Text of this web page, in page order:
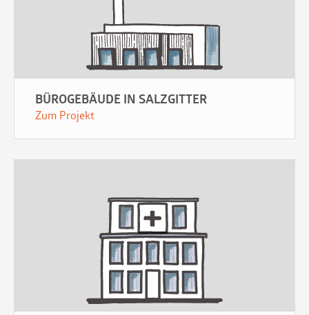
BÜROGEBÄUDE IN SALZGITTER
Zum Projekt